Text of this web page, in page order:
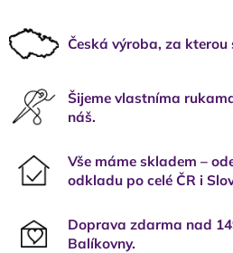
Česká výroba, za kterou
Šijeme vlastníma
náš.
Vše máme skladem –
odkladu po celé ČR i
Doprava zdarma nad
Balíkovny.